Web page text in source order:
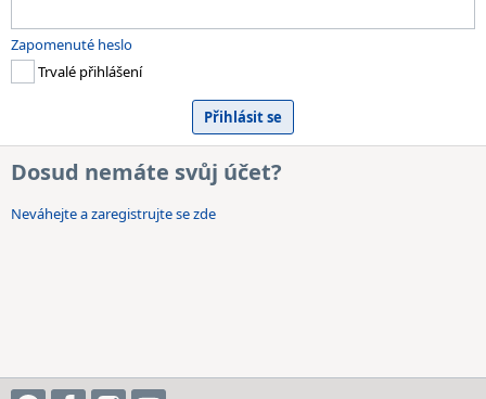
Zapomenuté heslo
Trvalé přihlášení
Dosud nemáte svůj účet?
Neváhejte a zaregistrujte se zde